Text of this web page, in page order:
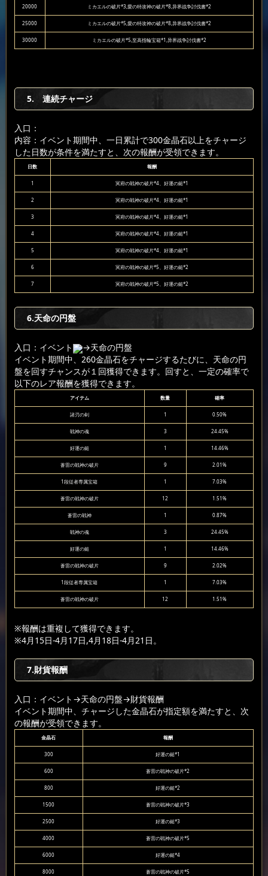
20000 ミカエルの破片*3,愛の特攻神の破片*8,异界战争討伐書*2
25000 ミカエルの破片*5,愛の特攻神の破片*8,异界战争討伐書*2
30000 ミカエルの破片*5,至高指輪宝箱*1,异界战争討伐書*2
5. 連続チャージ
入口：
内容：イベント期間中、一日累計で300金晶石以上をチャージ
した日数が条件を満たすと、次の報酬が受領できます。
日数 報酬
1 冥府の戦神の破片*4、好運の鎚*1
2 冥府の戦神の破片*4、好運の鎚*1
3 冥府の戦神の破片*4、好運の鎚*1
4 冥府の戦神の破片*4、好運の鎚*1
5 冥府の戦神の破片*4、好運の鎚*1
6 冥府の戦神の破片*5、好運の鎚*2
7 冥府の戦神の破片*5、好運の鎚*2
6.天命の円盤
入口：イベント
→天命の円盤
イベント期間中、260金晶石をチャージするたびに、天命の円
盤を回すチャンスが１回獲得できます。回すと、一定の確率で
以下のレア報酬を獲得できます。
アイテム 数量 確率
諸刃の剣 1 0.50%
戦神の魂 3 24.45%
好運の鎚 1 14.46%
蒼雷の戦神の破片 9 2.01%
1段従者専属宝箱 1 7.03%
蒼雷の戦神の破片 12 1.51%
蒼雷の戦神 1 0.87%
戦神の魂 3 24.45%
好運の鎚 1 14.46%
蒼雷の戦神の破片 9 2.02%
1段従者専属宝箱 1 7.03%
蒼雷の戦神の破片 12 1.51%
※報酬は重複して獲得できます。
※4月15日-4月17日,4月18日-4月21日。
7.財貨報酬
入口：イベント →天命の円盤→財貨報酬
イベント期間中、チャージした金晶石が指定額を満たすと、次
の報酬が受領できます。
金晶石 報酬
300 好運の鎚*1
600 蒼雷の戦神の破片*2
800 好運の鎚*2
1500 蒼雷の戦神の破片*3
2500 好運の鎚*3
4000 蒼雷の戦神の破片*5
6000 好運の鎚*4
8000 蒼雷の戦神の破片*5